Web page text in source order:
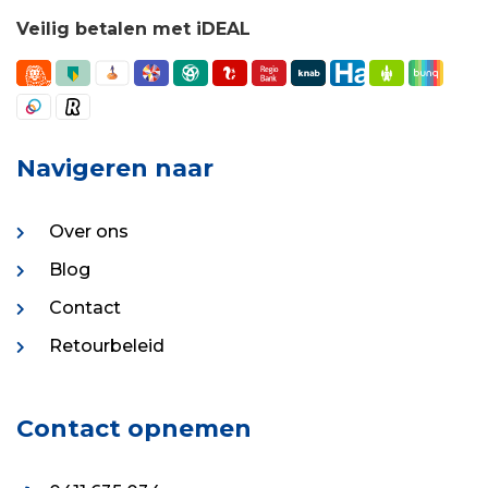
Veilig betalen met iDEAL
Navigeren naar
Over ons
Blog
Contact
Retourbeleid
Contact opnemen